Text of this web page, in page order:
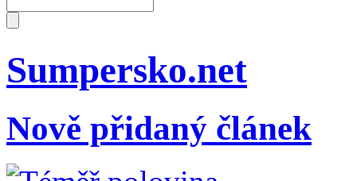
Sumpersko.net
Nově přidaný článek